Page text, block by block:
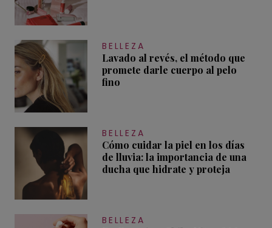
BELLEZA
Lavado al revés, el método que
promete darle cuerpo al pelo
fino
BELLEZA
Cómo cuidar la piel en los días
de lluvia: la importancia de una
ducha que hidrate y proteja
BELLEZA